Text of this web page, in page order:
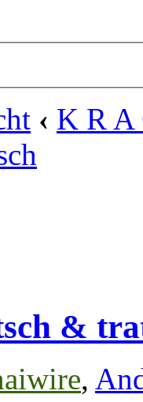
‹ K R A
&
,